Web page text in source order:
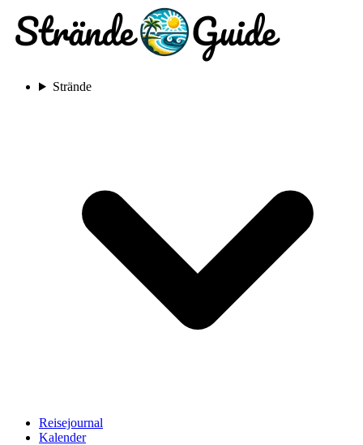
Strände
Reisejournal
Kalender